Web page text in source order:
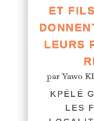
ET
LEURS
parYawo
KPÉLÉ
LES